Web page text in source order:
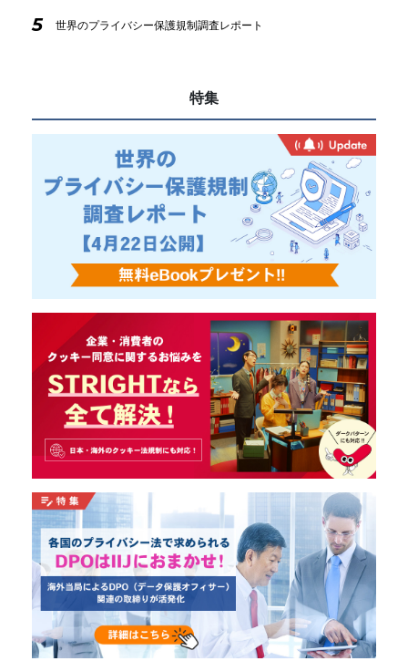
5 世界のプライバシー保護規制調査レポート
特集